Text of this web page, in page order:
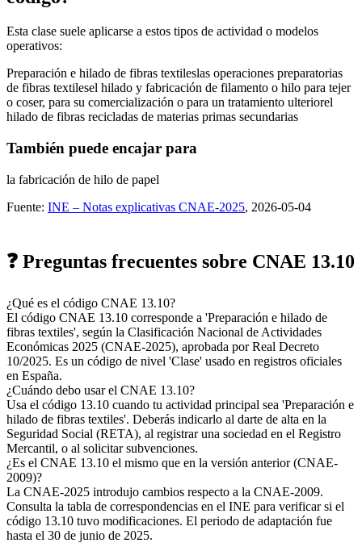
Esta clase suele aplicarse a estos tipos de actividad o modelos
operativos:
Preparación e hilado de fibras textileslas operaciones preparatorias
de fibras textilesel hilado y fabricación de filamento o hilo para tejer
o coser, para su comercialización o para un tratamiento ulteriorel
hilado de fibras recicladas de materias primas secundarias
También puede encajar para
la fabricación de hilo de papel
Fuente: INE – Notas explicativas CNAE-2025, 2026-05-04
❓ Preguntas frecuentes sobre CNAE 13.10
¿Qué es el código CNAE 13.10?
El código CNAE 13.10 corresponde a 'Preparación e hilado de
fibras textiles', según la Clasificación Nacional de Actividades
Económicas 2025 (CNAE-2025), aprobada por Real Decreto
10/2025. Es un código de nivel 'Clase' usado en registros oficiales
en España.
¿Cuándo debo usar el CNAE 13.10?
Usa el código 13.10 cuando tu actividad principal sea 'Preparación e
hilado de fibras textiles'. Deberás indicarlo al darte de alta en la
Seguridad Social (RETA), al registrar una sociedad en el Registro
Mercantil, o al solicitar subvenciones.
¿Es el CNAE 13.10 el mismo que en la versión anterior (CNAE-
2009)?
La CNAE-2025 introdujo cambios respecto a la CNAE-2009.
Consulta la tabla de correspondencias en el INE para verificar si el
código 13.10 tuvo modificaciones. El periodo de adaptación fue
hasta el 30 de junio de 2025.